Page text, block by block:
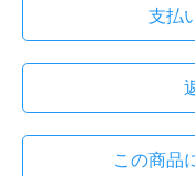
支払
この商品